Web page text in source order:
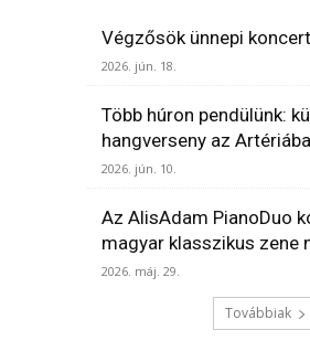
Végzősök ünnepi
2026. jún. 18.
Több húron pendülünk:
hangverseny az
2026. jún. 10.
Az AlisAdam PianoDuo
magyar klasszikus zene
2026. máj. 29.
Továbbiak